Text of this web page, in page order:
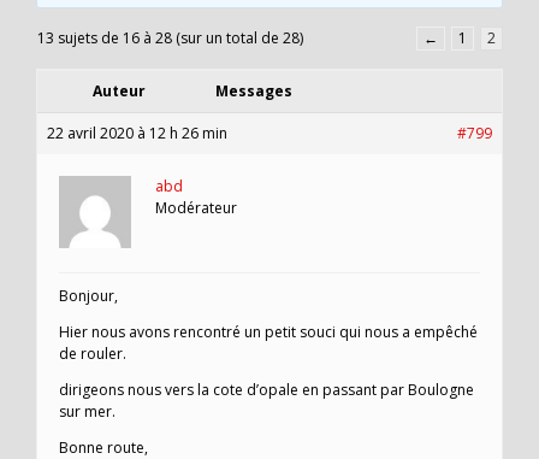
13 sujets de 16 à 28 (sur un total de 28) ← 1 2
Auteur Messages
22 avril 2020 à 12 h 26 min #799
abd
Modérateur
Bonjour,
Hier nous avons rencontré un petit souci qui nous a empêché
de rouler.
dirigeons nous vers la cote d’opale en passant par Boulogne
sur mer.
Bonne route,